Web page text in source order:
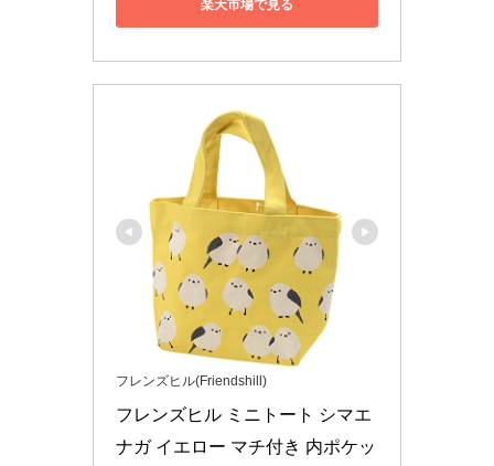
楽天市場で見る
フレンズヒル(Friendshill)
フレンズヒル ミニトート シマエ
ナガ イエロー マチ付き 内ポケッ